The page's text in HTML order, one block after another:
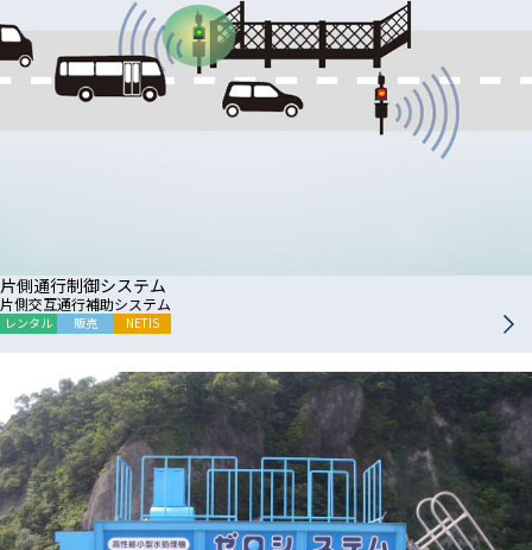
片側通行制御システム
片側交互通行補助システム
レンタル 販売 NETIS